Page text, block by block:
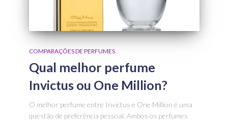
COMPARAÇÕES DE PERFUMES
Qual melhor perfume
Invictus ou One Million?
O melhor perfume entre Invictus e One Million é uma
questão de preferência pessoal. Ambos os perfumes